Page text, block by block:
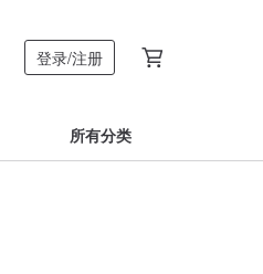
登录/注册
所有分类